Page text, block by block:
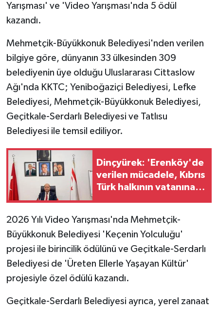
Yarışması' ve 'Video Yarışması'nda 5 ödül
kazandı.
Mehmetçik-Büyükkonuk Belediyesi'nden verilen
bilgiye göre, dünyanın 33 ülkesinden 309
belediyenin üye olduğu Uluslararası Cittaslow
Ağı'nda KKTC; Yeniboğaziçi Belediyesi, Lefke
Belediyesi, Mehmetçik-Büyükkonuk Belediyesi,
Geçitkale-Serdarlı Belediyesi ve Tatlısu
Belediyesi ile temsil ediliyor.
Dinçyürek: 'Erenköy'de
verilen mücadele, Kıbrıs
Türk halkının vatanına
göstergelerinden
2026 Yılı Video Yarışması'nda Mehmetçik-
Büyükkonuk Belediyesi 'Keçenin Yolculuğu'
projesi ile birincilik ödülünü ve Geçitkale-Serdarlı
Belediyesi de 'Üreten Ellerle Yaşayan Kültür'
projesiyle özel ödülü kazandı.
Geçitkale-Serdarlı Belediyesi ayrıca, yerel zanaat
MAGAZİN
ÖZEL HABER
SAĞLIK
SİYASET
SPOR
TATLISU
TEKNOLOJİ
YAŞAM